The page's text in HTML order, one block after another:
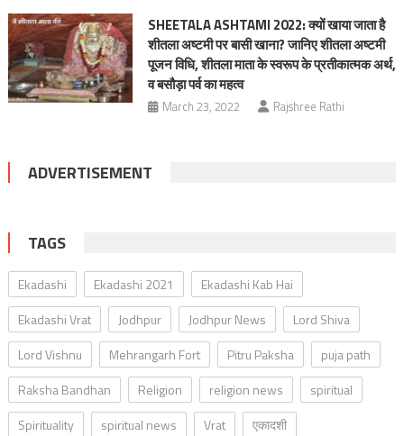
SHEETALA ASHTAMI 2022: क्यों खाया जाता है
शीतला अष्टमी पर बासी खाना? जानिए शीतला अष्टमी
पूजन विधि, शीतला माता के स्वरूप के प्रतीकात्मक अर्थ,
व बसौड़ा पर्व का महत्व
March 23, 2022 Rajshree Rathi
ADVERTISEMENT
TAGS
Ekadashi Ekadashi 2021
Ekadashi Kab Hai
Ekadashi Vrat
Jodhpur Jodhpur News
Lord Shiva
Lord Vishnu
Mehrangarh Fort Pitru Paksha
puja path
Raksha Bandhan
Religion religion news
spiritual
Spirituality
spiritual news Vrat
एकादशी